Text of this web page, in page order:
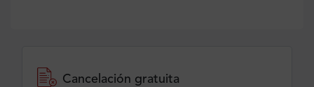
Cancelación gratuita